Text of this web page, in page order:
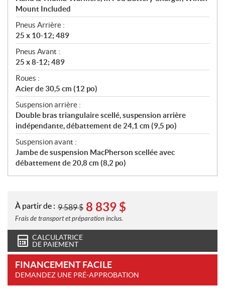
Mount Included
Pneus Arrière :
25 x 10-12; 489
Pneus Avant :
25 x 8-12; 489
Roues :
Acier de 30,5 cm (12 po)
Suspension arrière :
Double bras triangulaire scellé, suspension arrière
indépendante, débattement de 24,1 cm (9,5 po)
Suspension avant :
Jambe de suspension MacPherson scellée avec
débattement de 20,8 cm (8,2 po)
À partir de : 9 589$ 8 839 $
Frais de transport et préparation inclus.
CALCULATRICE
DE PAIEMENT
FINANCEMENT FACILE
DEMANDEZ UNE PRÉ-APPROBATION